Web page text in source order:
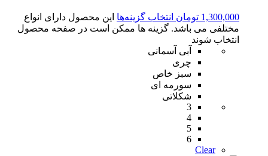
1,300,000 تومان انتخاب گزینه‌ها این محصول دارای انواع
مختلفی می باشد. گزینه ها ممکن است در صفحه محصول
انتخاب شوند
آبی آسمانی
چری
سبز خاص
سورمه ای
شکلاتی
3
4
5
6
Clear